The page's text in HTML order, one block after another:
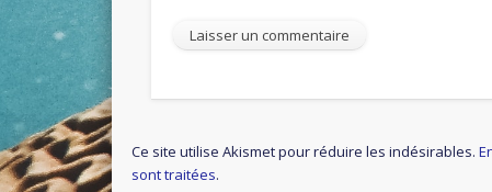
Ce site utilise Akismet pour réduire les indésirables.
sont traitées.